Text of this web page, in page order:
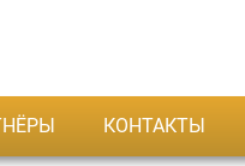
КОНТАКТЫ